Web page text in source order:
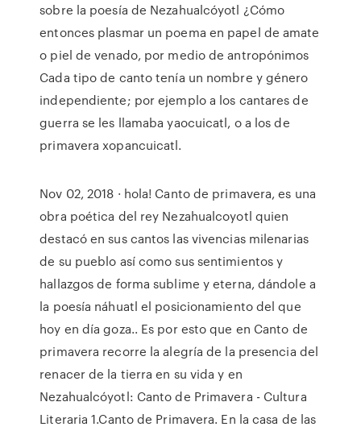
sobre la poesía de Nezahualcóyotl ¿Cómo
entonces plasmar un poema en papel de amate
o piel de venado, por medio de antropónimos
Cada tipo de canto tenía un nombre y género
independiente; por ejemplo a los cantares de
guerra se les llamaba yaocuicatl, o a los de
primavera xopancuicatl.
Nov 02, 2018 · hola! Canto de primavera, es una
obra poética del rey Nezahualcoyotl quien
destacó en sus cantos las vivencias milenarias
de su pueblo así como sus sentimientos y
hallazgos de forma sublime y eterna, dándole a
la poesía náhuatl el posicionamiento del que
hoy en día goza.. Es por esto que en Canto de
primavera recorre la alegría de la presencia del
renacer de la tierra en su vida y en
Nezahualcóyotl: Canto de Primavera - Cultura
Literaria 1.Canto de Primavera. En la casa de las